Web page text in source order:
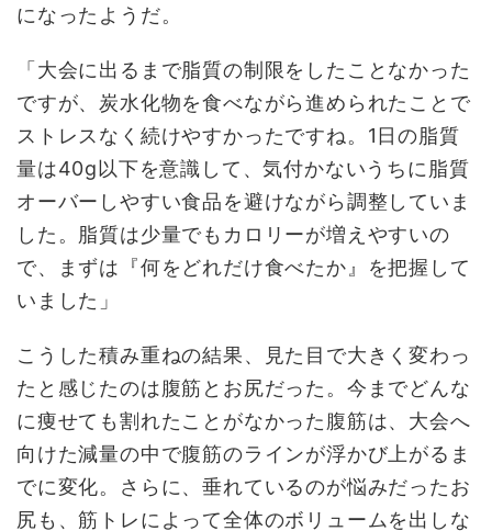
になったようだ。
「大会に出るまで脂質の制限をしたことなかった
ですが、炭水化物を食べながら進められたことで
ストレスなく続けやすかったですね。1日の脂質
量は40g以下を意識して、気付かないうちに脂質
オーバーしやすい食品を避けながら調整していま
した。脂質は少量でもカロリーが増えやすいの
で、まずは『何をどれだけ食べたか』を把握して
いました」
こうした積み重ねの結果、見た目で大きく変わっ
たと感じたのは腹筋とお尻だった。今までどんな
に痩せても割れたことがなかった腹筋は、大会へ
向けた減量の中で腹筋のラインが浮かび上がるま
でに変化。さらに、垂れているのが悩みだったお
尻も、筋トレによって全体のボリュームを出しな